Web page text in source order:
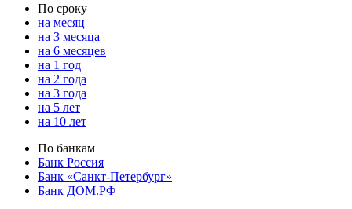
По сроку
на месяц
на 3 месяца
на 6 месяцев
на 1 год
на 2 года
на 3 года
на 5 лет
на 10 лет
По банкам
Банк Россия
Банк «Санкт-Петербург»
Банк ДОМ.РФ